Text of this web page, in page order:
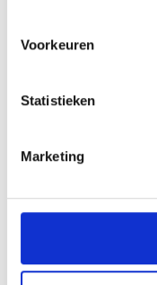
Voorkeuren
Statistieken
Marketing
36D: Oogdeel